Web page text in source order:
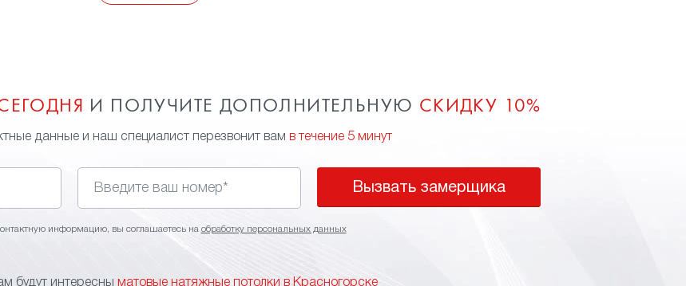
И ПОЛУЧИТЕ ДОПОЛНИТЕЛЬНУЮ СКИДКУ 10%
данные и наш специалист перезвонит вам в течение 5 минут
Вызвать замерщика
информацию, вы соглашаетесь на обработку персональных данных
будут интересны матовые натяжные потолки в Красногорске